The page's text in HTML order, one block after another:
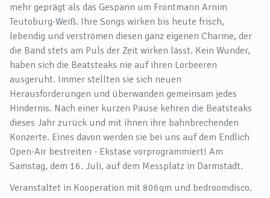
mehr geprägt als das Gespann um Frontmann Arnim
Teutoburg-Weiß. Ihre Songs wirken bis heute frisch,
lebendig und verströmen diesen ganz eigenen Charme, der
die Band stets am Puls der Zeit wirken lässt. Kein Wunder,
haben sich die Beatsteaks nie auf ihren Lorbeeren
ausgeruht. Immer stellten sie sich neuen
Herausforderungen und überwanden gemeinsam jedes
Hindernis. Nach einer kurzen Pause kehren die Beatsteaks
dieses Jahr zurück und mit ihnen ihre bahnbrechenden
Konzerte. Eines davon werden sie bei uns auf dem Endlich
Open-Air bestreiten - Ekstase vorprogrammiert! Am
Samstag, dem 16. Juli, auf dem Messplatz in Darmstadt.
Veranstaltet in Kooperation mit 806qm und bedroomdisco.